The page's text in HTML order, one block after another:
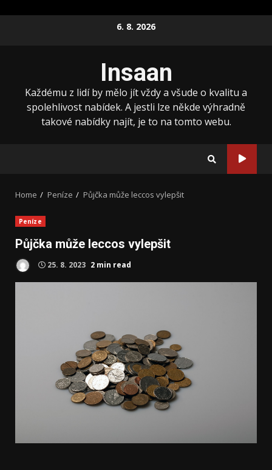
6. 8. 2026
Insaan
Každému z lidí by mělo jít vždy a všude o kvalitu a
spolehlivost nabídek. A jestli lze někde výhradně
takové nabídky najít, je to na tomto webu.
Home Peníze Půjčka může leccos vylepšit
Peníze
Půjčka může leccos vylepšit
25. 8. 2023 2 min read